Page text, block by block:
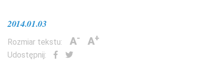
2014.01.03
Rozmiar tekstu: A- A+
Udostępnij: